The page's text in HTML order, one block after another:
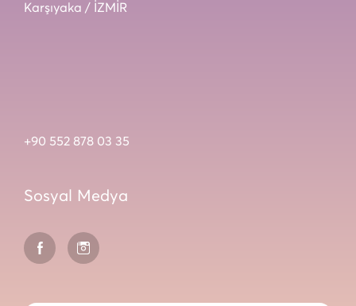
Karşıyaka / İZMİR
+90 552 878 03 35
Sosyal Medya